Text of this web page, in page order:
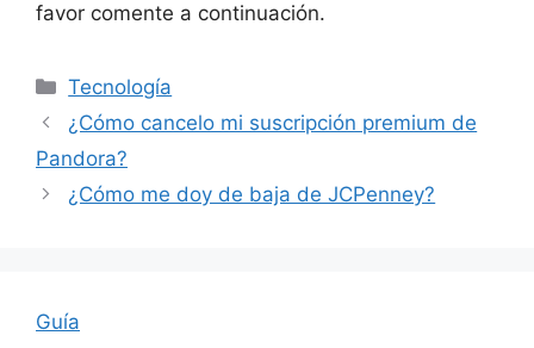
favor comente a continuación.
Categories
Tecnología
¿Cómo cancelo mi suscripción premium de
Pandora?
¿Cómo me doy de baja de JCPenney?
Guía